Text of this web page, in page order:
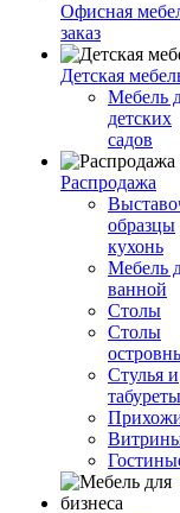
Офисная
заказ
Детская
Мебель
детских
садов
Распродажа
образцы
кухонь
Мебель
ванной
Столы
Столы
Стулья и
табуреты